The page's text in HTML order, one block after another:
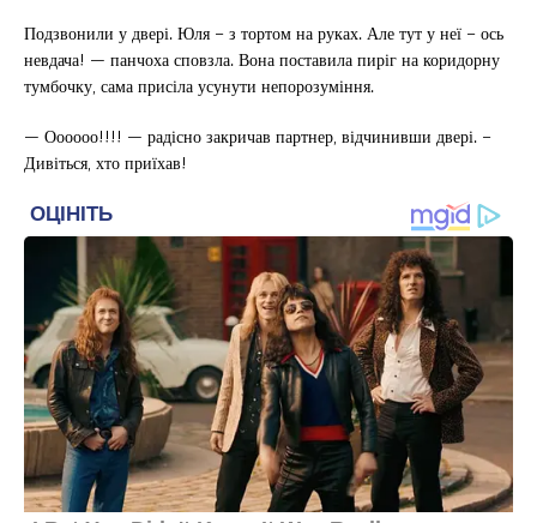
Подзвонили у двері. Юля – з тортом на руках. Але тут у неї – ось
невдача! — панчоха сповзла. Вона поставила пиріг на коридорну
тумбочку, сама присіла усунути непорозуміння.
— Оооооо!!!! — радісно закричав партнер, відчинивши двері. –
Дивіться, хто приїхав!